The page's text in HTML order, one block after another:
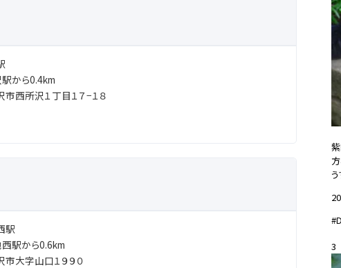
から0.4km
西所沢１丁目１７−１８
駅
駅から0.6km
大字山口１９９０
3